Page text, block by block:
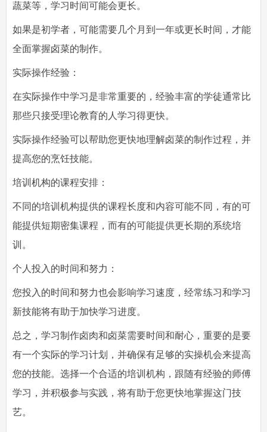
蔬菜等，学习时间可能会更长。
如果是初学者，可能需要几个月到一年或更长时间，才能
全面掌握卤菜的制作。
实际操作经验：
在实际操作中学习是非常重要的，经验丰富的学徒通常比
那些只接受理论教育的人学习得更快。
实际操作经验可以帮助您更快地理解卤菜的制作过程，并
提高您的烹饪技能。
培训机构的课程安排：
不同的培训机构提供的课程长度和内容可能不同，有的可
能提供短期密集课程，而有的可能提供更长期的系统培
训。
个人投入的时间和努力：
您投入的时间和努力也会影响学习速度，经常练习和学习
新技能将有助于加快学习进度。
总之，学习制作卤肉和卤菜需要时间和耐心，重要的是要
有一个实际的学习计划，并确保有足够的实操机会来提高
您的技能。选择一个合适的培训机构，跟随有经验的师傅
学习，并积极参与实践，将有助于您更快地掌握这门技
艺。